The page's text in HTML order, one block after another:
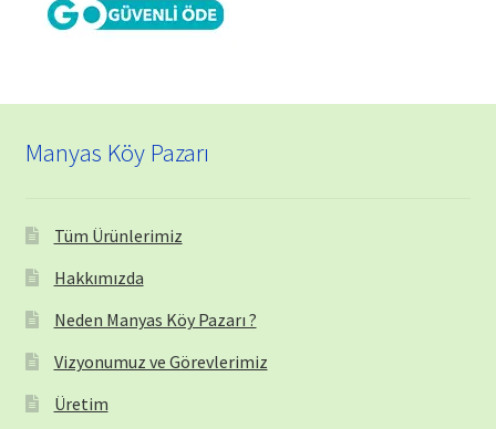
Manyas Köy Pazarı
Tüm Ürünlerimiz
Hakkımızda
Neden Manyas Köy Pazarı ?
Vizyonumuz ve Görevlerimiz
Üretim